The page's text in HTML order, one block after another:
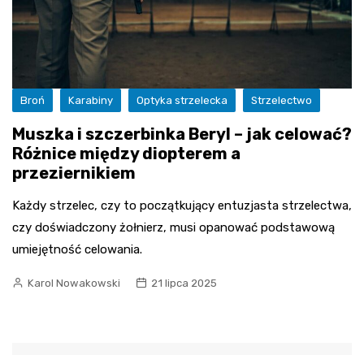
Broń Karabiny Optyka strzelecka Strzelectwo
Muszka i szczerbinka Beryl – jak celować?
Różnice między diopterem a
przeziernikiem
Każdy strzelec, czy to początkujący entuzjasta strzelectwa,
czy doświadczony żołnierz, musi opanować podstawową
umiejętność celowania.
Karol Nowakowski 21 lipca 2025